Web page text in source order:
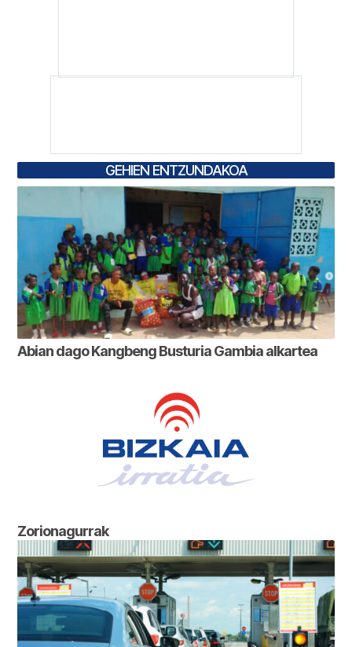
GEHIEN ENTZUNDAKOA
Abian dago Kangbeng Busturia Gambia alkartea
Zorionagurrak